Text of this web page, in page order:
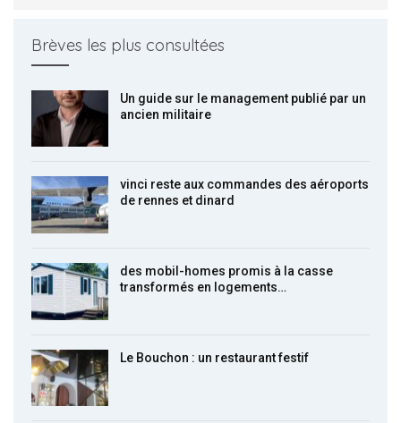
Brèves les plus consultées
Un guide sur le management publié par un
ancien militaire
vinci reste aux commandes des aéroports
de rennes et dinard
des mobil-homes promis à la casse
transformés en logements…
Le Bouchon : un restaurant festif